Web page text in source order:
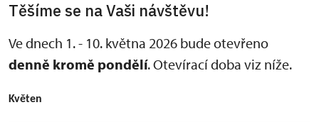
Těšíme se na Vaši návštěvu!
Ve dnech 1. - 10. května 2026 bude otevřeno
denně kromě pondělí. Otevírací doba viz níže.
Květen